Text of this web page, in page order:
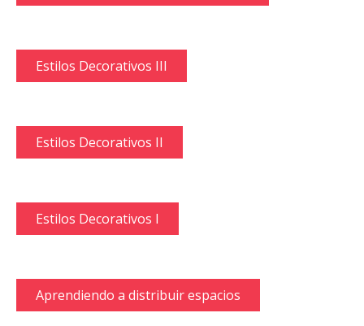
Estilos Decorativos III
Estilos Decorativos II
Estilos Decorativos I
Aprendiendo a distribuir espacios